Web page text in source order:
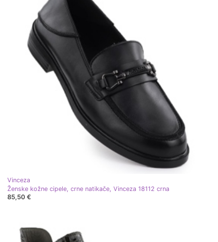
Vinceza
Ženske kožne cipele, crne natikače, Vinceza 18112 crna
85,50 €